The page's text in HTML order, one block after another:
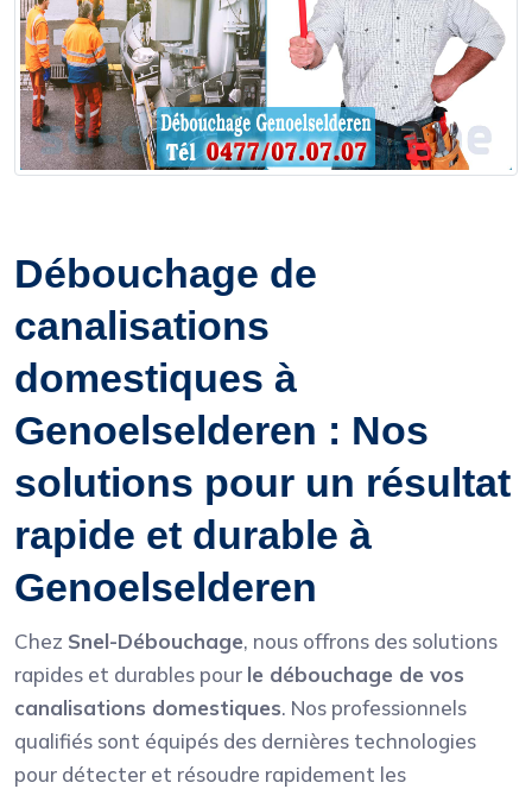
Débouchage de
canalisations
domestiques à
Genoelselderen : Nos
solutions pour un résultat
rapide et durable à
Genoelselderen
Chez Snel-Débouchage, nous offrons des solutions
rapides et durables pour le débouchage de vos
canalisations domestiques. Nos professionnels
qualifiés sont équipés des dernières technologies
pour détecter et résoudre rapidement les